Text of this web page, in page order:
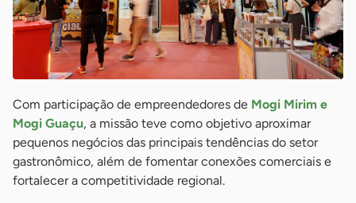
Com participação de empreendedores de Mogi Mirim e
Mogi Guaçu, a missão teve como objetivo aproximar
pequenos negócios das principais tendências do setor
gastronômico, além de fomentar conexões comerciais e
fortalecer a competitividade regional.